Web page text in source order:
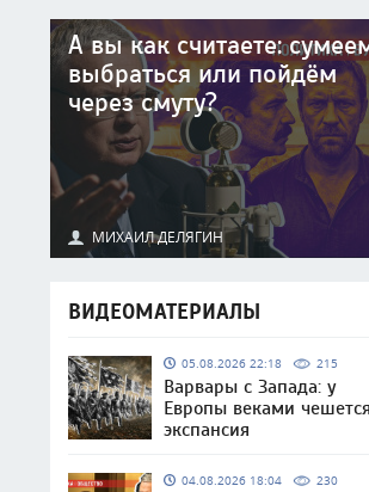
А вы как считаете:
выбраться или пойдём
через смуту?
МИХАИЛ ДЕЛЯГИН
ВИДЕОМАТЕРИАЛЫ
05.08.2026 22:18 215
Варвары с Запада: у
Европы веками чешется
экспансия
04.08.2026 18:04 230